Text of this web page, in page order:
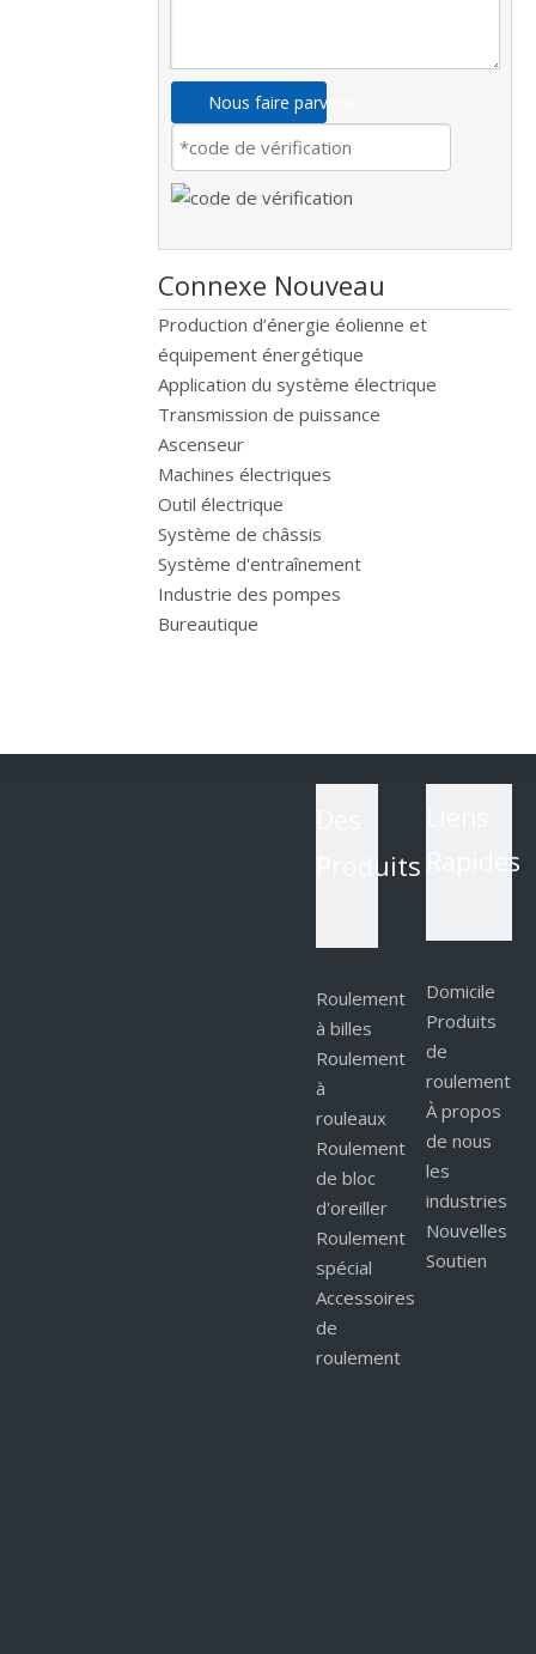
Nous faire parvenir
Connexe Nouveau
Production d’énergie éolienne et
équipement énergétique
Application du système électrique
Transmission de puissance
Ascenseur
Machines électriques
Outil électrique
Système de châssis
Système d'entraînement
Industrie des pompes
Bureautique
Produits
Roulement
à billes
Roulement
à
rouleaux
Roulement
de bloc
d'oreiller
Roulement
spécial
Accessoires
de
roulement
Rapides
Domicile
Produits
de
roulement
À propos
de nous
les
industries
Nouvelles
Soutien